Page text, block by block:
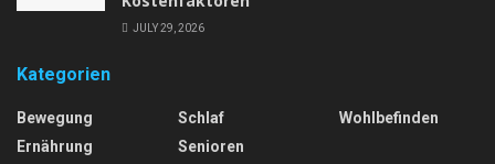
JULY 29, 2026
Kategorien
Bewegung
Ernährung
Schlaf
Senioren
Wohlbefinden